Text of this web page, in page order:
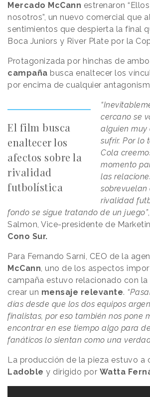
Mercado McCann estrenaron
nosotros”, un nuevo comercial que
sentimientos que despierta la final
Boca Juniors y River Plate por la
Protagonizada por hinchas de
campaña busca enaltecer los
por encima de cualquier
El film busca
enaltecer los
afectos sobre la
rivalidad
futbolística
cercano se
alguien muy
sufrir. Por lo
Cola
momento
las
sobrevuelan
rivalidad
fondo se sigue tratando de un juego”
Salmon, Vice-presidente de
Cono Sur.
Para Fernando Sarni, CEO de la
McCann, uno de los aspectos
campaña estuvo relacionado con la
crear un mensaje relevante.
días desde que los dos equipos
finalistas, por eso también nos pone
encontrar en ese tiempo algo para
fanáticos lo sientan como una
La producción de la pieza estuvo a
Ladoble y dirigido por Watta